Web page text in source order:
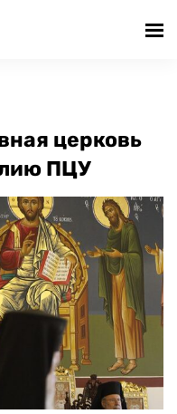
церковь
ПЦУ